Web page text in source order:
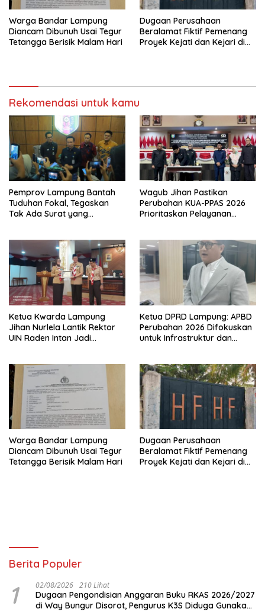
Warga Bandar Lampung
Diancam Dibunuh Usai Tegur
Tetangga Berisik Malam Hari
Dugaan Perusahaan
Beralamat Fiktif Pemenang
Proyek Kejati dan Kejari di
Disorot
Rekomendasi untuk kamu
Pemprov Lampung Bantah
Tuduhan Fokal, Tegaskan
Tak Ada Surat yang
Wagub Jihan Pastikan
Perubahan KUA-PPAS 2026
Prioritaskan Pelayanan
Ketua Kwarda Lampung
Jihan Nurlela Lantik Rektor
UIN Raden Intan Jadi
Ketua DPRD Lampung: APBD
Perubahan 2026 Difokuskan
untuk Infrastruktur dan
Warga Bandar Lampung
Diancam Dibunuh Usai Tegur
Tetangga Berisik Malam Hari
Dugaan Perusahaan
Beralamat Fiktif Pemenang
Proyek Kejati dan Kejari di
Berita Populer
1 02/08/2026 210 Lihat
Dugaan Pengondisian Anggaran Buku RKAS 2026/2027
di Way Bungur Disorot, Pengurus K3S Diduga Gunakan